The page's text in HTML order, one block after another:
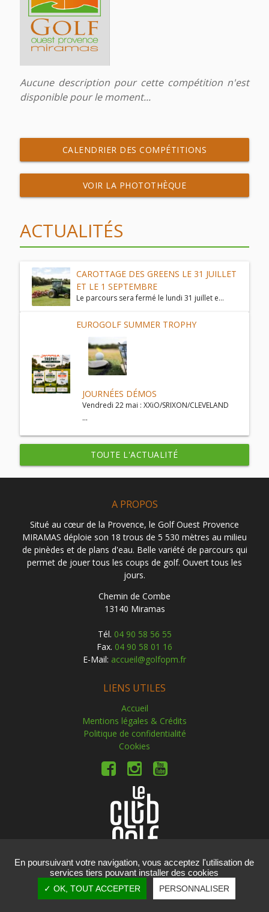
Aucune description pour cette compétition n'est
disponible pour le moment...
CALENDRIER DES COMPÉTITIONS
VOIR LA PHOTOTHÈQUE
ACTUALITÉS
CAROTTAGE DES GREENS LE 31 JUILLET
ET LE 1 SEPTEMBRE
Le parcours sera fermé le lundi 31 juillet e...
EUROGOLF SUMMER TROPHY
JOURNÉES DÉMOS
Vendredi 22 mai : XXiO/SRIXON/CLEVELAND
...
TOUTE L'ACTUALITÉ
A PROPOS
Situé au cœur de la Provence, le Golf Ouest Provence
MIRAMAS déploie son 18 trous de 5 530 mètres au milieu
de pinèdes et de plans d'eau. Belle variété de parcours qui
permet de jouer tous les coups de golf. Ouvert tous les
jours.
Chemin de Combe
13140 Miramas
Tél. 04 90 58 56 55
Fax. 04 90 58 01 16
E-Mail: accueil@golfopm.fr
LIENS UTILES
Accueil
Mentions légales & Crédits
Politique de confidentialité
Cookies
Copyright © 2019 Golf Ouest Provence Miramas. Tous
droits réservés.
En poursuivant votre navigation, vous acceptez l'utilisation de
services tiers pouvant installer des cookies
✓ OK, TOUT ACCEPTER PERSONNALISER